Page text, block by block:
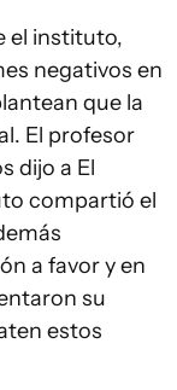
el instituto,
negativos en
que la
El profesor
dijo a El
compartió el
a favor y en
su
estos